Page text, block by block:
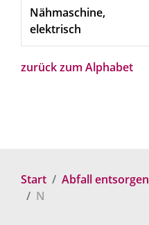
Start Abfall entsorgen
N
Nähmaschine,
elektrisch
zurück zum Alphabet